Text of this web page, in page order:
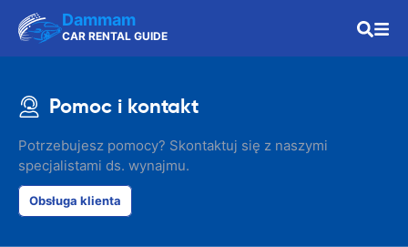
Dammam
CAR RENTAL GUIDE
Pomoc i kontakt
Potrzebujesz pomocy? Skontaktuj się z naszymi
specjalistami ds. wynajmu.
Obsługa klienta